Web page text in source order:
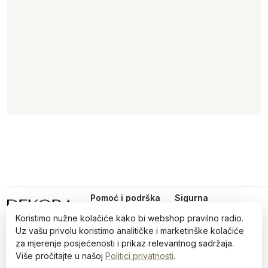
Iz ljubavi prema dizajnu,
od 2022.
Pomoć i podrška
Politika privatnosti
Načini plaćanja i
sigurnost
Sigurna
kupovina
Koristimo nužne kolačiće kako bi webshop pravilno radio.
Uz vašu privolu koristimo analitičke i marketinške kolačiće
za mjerenje posjećenosti i prikaz relevantnog sadržaja.
Više pročitajte u našoj Politici privatnosti.